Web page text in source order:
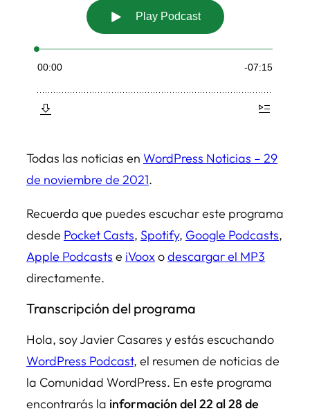
Todas las noticias en WordPress Noticias – 29
de noviembre de 2021.
Recuerda que puedes escuchar este programa
desde Pocket Casts, Spotify, Google Podcasts,
Apple Podcasts e iVooxodescargar el MP3
directamente.
Transcripción del programa
Hola, soy Javier Casares y estás escuchando
WordPress Podcast, el resumen de noticias de
la Comunidad WordPress. En este programa
encontrarás la información del 22 al 28 de